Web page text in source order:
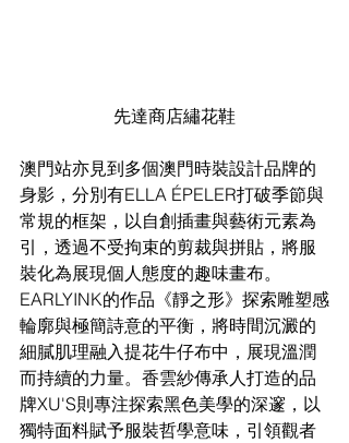
先達商店繡花鞋
澳門站亦見到多個澳門時裝設計品牌的
身影，分別有ELLA ÉPELER打破季節與
常規的框架，以自創插畫與藝術元素為
引，透過不受拘束的剪裁與拼貼，將服
裝化為展現個人態度的趣味畫布。
EARLYINK的作品《靜之形》探索雕塑感
輪廓與極簡詩意的平衡，將時間沉澱的
細膩肌理融入提花牛仔布中，展現溫潤
而持續的力量。香雲紗傳承人打造的品
牌XU'S則專注探索黑色美學的深邃，以
獨特面料賦予服裝哲學意味，引領觀者